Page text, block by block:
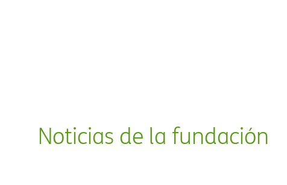
Noticias de la fundación​​